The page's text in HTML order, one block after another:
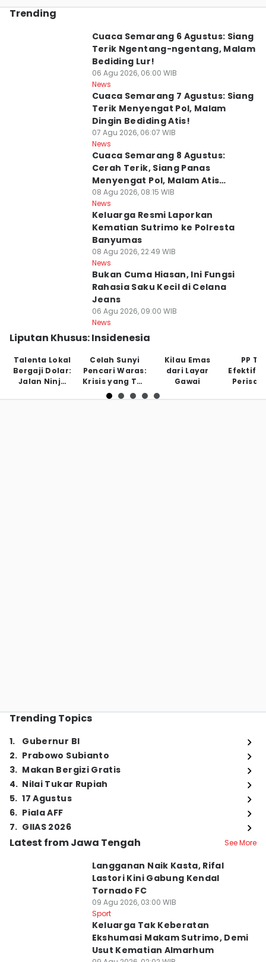
Trending
Cuaca Semarang 6 Agustus: Siang
Terik Ngentang-ngentang, Malam
Bediding Lur!
06 Agu 2026, 06:00 WIB
News
Cuaca Semarang 7 Agustus: Siang
Terik Menyengat Pol, Malam
Dingin Bediding Atis!
07 Agu 2026, 06:07 WIB
News
Cuaca Semarang 8 Agustus:
Cerah Terik, Siang Panas
Menyengat Pol, Malam Atis
Bediding
08 Agu 2026, 08:15 WIB
News
Keluarga Resmi Laporkan
Kematian Sutrimo ke Polresta
Banyumas
08 Agu 2026, 22:49 WIB
News
Bukan Cuma Hiasan, Ini Fungsi
Rahasia Saku Kecil di Celana
Jeans
06 Agu 2026, 09:00 WIB
News
Liputan Khusus: Insidenesia
Talenta Lokal
Bergaji Dolar:
Jalan Ninja
Celah Sunyi
Pencari Waras:
Krisis yang Tak
Tampak
Kilau Emas
dari Layar
Gawai
PP
Perisai
Trending Topics
1.
Gubernur BI
2. Prabowo Subianto
3. Makan Bergizi Gratis
4. Nilai Tukar Rupiah
5. 17 Agustus
6. Piala AFF
7. GIIAS 2026
Latest from Jawa Tengah See More
Langganan Naik Kasta, Rifal
Lastori Kini Gabung Kendal
Tornado FC
09 Agu 2026, 03:00 WIB
Sport
Keluarga Tak Keberatan
Ekshumasi Makam Sutrimo, Demi
Usut Kematian Almarhum